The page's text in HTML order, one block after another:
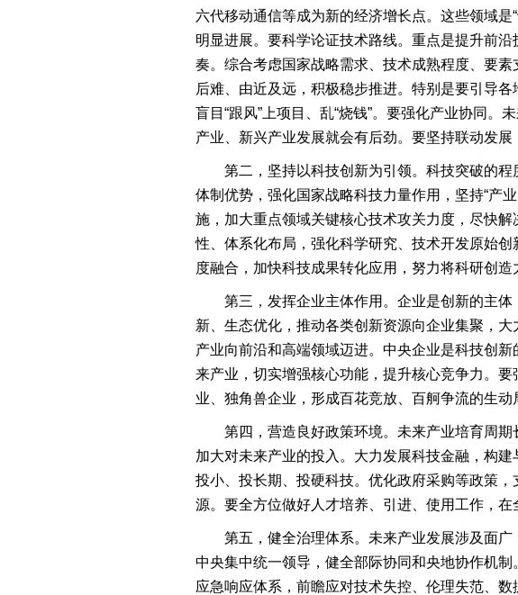
六代移动通信等成为新的经济增长点。这些领域
明显进展。要科学论证技术路线。重点是提升前
奏。综合考虑国家战略需求、技术成熟程度、要
后难、由近及远，积极稳步推进。特别是要引导
盲目“跟风”上项目、乱“烧钱”。要强化产业协同
产业、新兴产业发展就会有后劲。要坚持联动发
第二，坚持以科技创新为引领。科技突破的
体制优势，强化国家战略科技力量作用，坚持“产
施，加大重点领域关键核心技术攻关力度，尽快
性、体系化布局，强化科学研究、技术开发原始
度融合，加快科技成果转化应用，努力将科研创造
第三，发挥企业主体作用。企业是创新的主
新、生态优化，推动各类创新资源向企业集聚，
产业向前沿和高端领域迈进。中央企业是科技创
来产业，切实增强核心功能，提升核心竞争力。
业、独角兽企业，形成百花竞放、百舸争流的生动
第四，营造良好政策环境。未来产业培育周
加大对未来产业的投入。大力发展科技金融，构
投小、投长期、投硬科技。优化政府采购等政策
源。要全方位做好人才培养、引进、使用工作，
第五，健全治理体系。未来产业发展涉及面
中央集中统一领导，健全部际协同和央地协作机
应急响应体系，前瞻应对技术失控、伦理失范、数